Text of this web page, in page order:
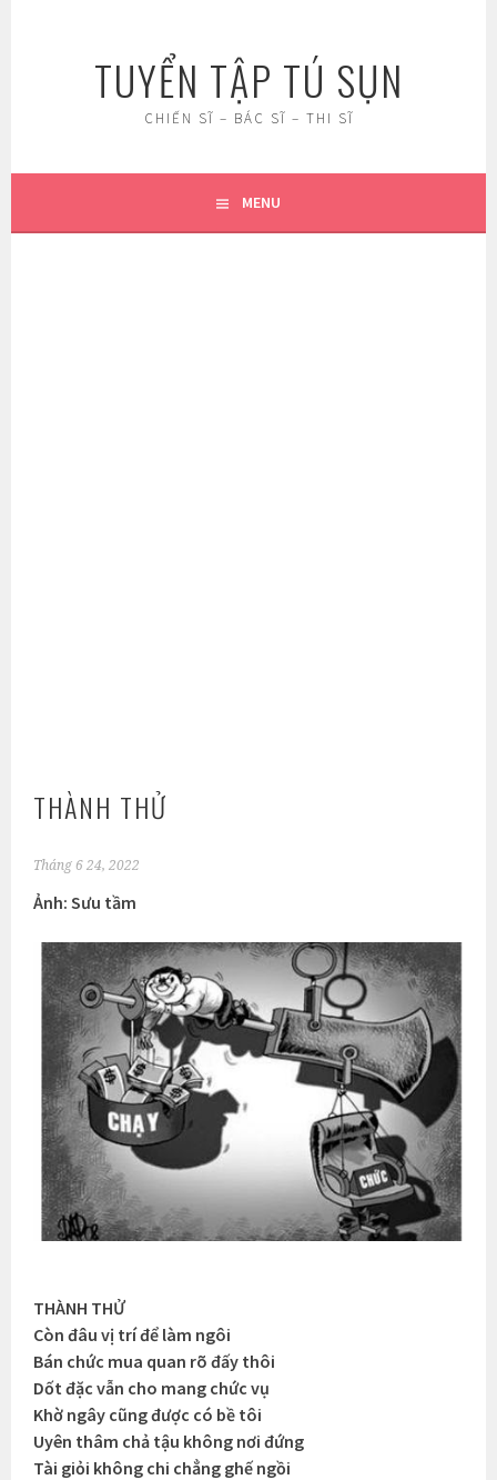
TUYỂN TẬP TÚ SỤN
CHIẾN SĨ – BÁC SĨ – THI SĨ
MENU
THÀNH THỬ
Tháng 6 24, 2022
Ảnh: Sưu tầm
THÀNH THỬ
Còn đâu vị trí để làm ngôi
Bán chức mua quan rõ đấy thôi
Dốt đặc vẫn cho mang chức vụ
Khờ ngây cũng được có bề tôi
Uyên thâm chả tậu không nơi đứng
Tài giỏi không chi chẳng ghế ngồi